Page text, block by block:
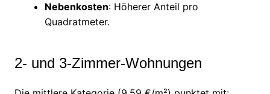
Nebenkosten: Höherer Anteil pro
Quadratmeter.
2- und 3-Zimmer-Wohnungen